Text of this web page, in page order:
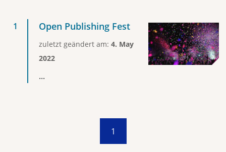
Open Publishing Fest
zuletzt geändert am: 4. May
2022
...
1